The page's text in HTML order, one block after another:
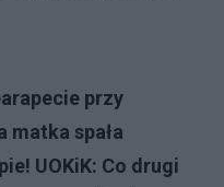
przy
matka spała
UOKiK: Co drugi